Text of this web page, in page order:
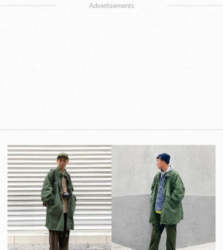
Advertisements